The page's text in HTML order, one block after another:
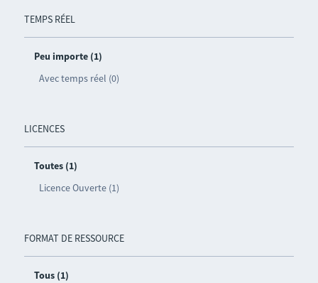
TEMPS RÉEL
Peu importe (1)
Avec temps réel (0)
LICENCES
Toutes (1)
Licence Ouverte (1)
FORMAT DE RESSOURCE
Tous (1)